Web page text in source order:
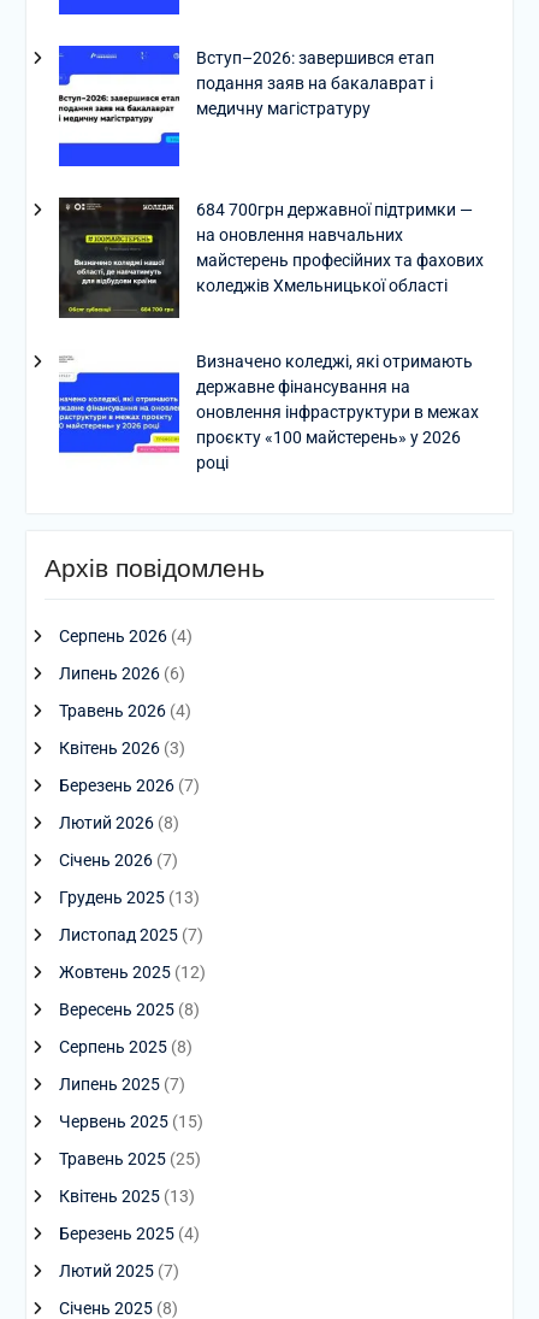
Вступ–2026: завершився етап
подання заяв на бакалаврат і
медичну магістратуру
684 700грн державної підтримки —
на оновлення навчальних
майстерень професійних та фахових
коледжів Хмельницької області
Визначено коледжі, які отримають
державне фінансування на
оновлення інфраструктури в межах
проєкту «100 майстерень» у 2026
році
Архів повідомлень
Серпень 2026(4)
Липень 2026(6)
Травень 2026(4)
Квітень 2026(3)
Березень 2026(7)
Лютий 2026(8)
Січень 2026(7)
Грудень 2025(13)
Листопад 2025(7)
Жовтень 2025(12)
Вересень 2025(8)
Серпень 2025(8)
Липень 2025(7)
Червень 2025(15)
Травень 2025(25)
Квітень 2025(13)
Березень 2025(4)
Лютий 2025(7)
Січень 2025(8)